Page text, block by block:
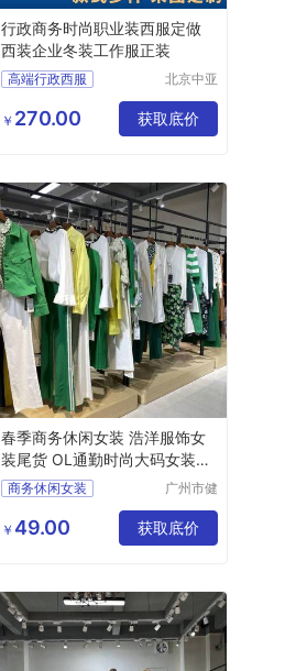
行政商务时尚职业装西服定做
西装企业冬装工作服正装
高端行政西服
行政商务女士职业套装
商务女士职业套装
北京中亚
限公司
￥ 270.00 获取底价
春季商务休闲女装 浩洋服饰女
装尾货 OL通勤时尚大码女装货
源供应
商务休闲女装
大码女装
广州市健
限公司
￥ 49.00 获取底价